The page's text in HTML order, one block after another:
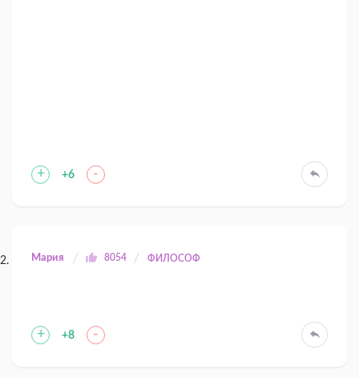
+ +6 -
Мария 8054 ФИЛОСОФ
+ +8 -